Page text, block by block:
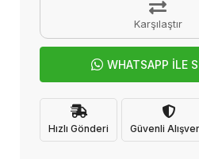
Karşılaştır
WHATSAPP İLE
Hızlı Gönderi Güvenli